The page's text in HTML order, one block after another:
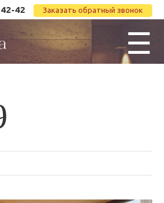
Заказать обратный звонок
42
☰